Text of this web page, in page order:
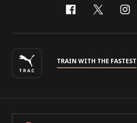
facebook
x-
TRAIN WITH THE FASTEST